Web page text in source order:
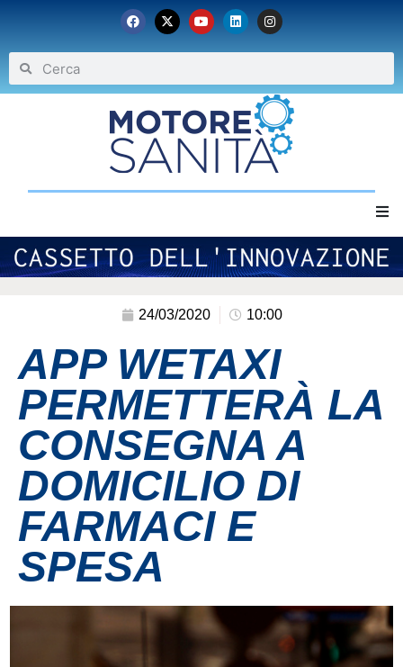
Home
Eventi
Archivio
Contatti
Grandi eventi
Ospedale Virtuale
24/03/2020 10:00
APP WETAXI
PERMETTERÀ LA
CONSEGNA A
DOMICILIO DI
FARMACI E
SPESA